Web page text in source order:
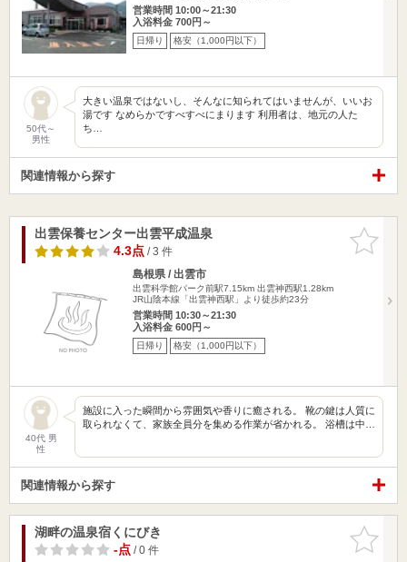
営業時間 10:00～21:30
入浴料金 700円～
日帰り 格安（1,000円以下）
50代～
男性
大きい温泉ではないし、そんなに知られてはいませんが、いいお
湯です なめらかですべすべにまります 利用者は、地元の人た
ち…
関連情報から探す
お気に入
りに追加
出雲保養センター出雲平成温泉
4.3点/ 3 件
島根県 / 出雲市
出雲科学館パーク前駅7.15km 出雲神西駅1.28km
JR山陰本線「出雲神西駅」より徒歩約23分
営業時間 10:30～21:30
入浴料金 600円～
日帰り 格安（1,000円以下）
40代 男
性
施設に入った瞬間から雰囲気や香りに癒される。 靴の鍵は人質に
取られなくて、家族全員分を集める作業が省かれる。 浴槽は中…
関連情報から探す
お気に入
りに追加
湖畔の温泉宿くにびき
-点/ 0 件